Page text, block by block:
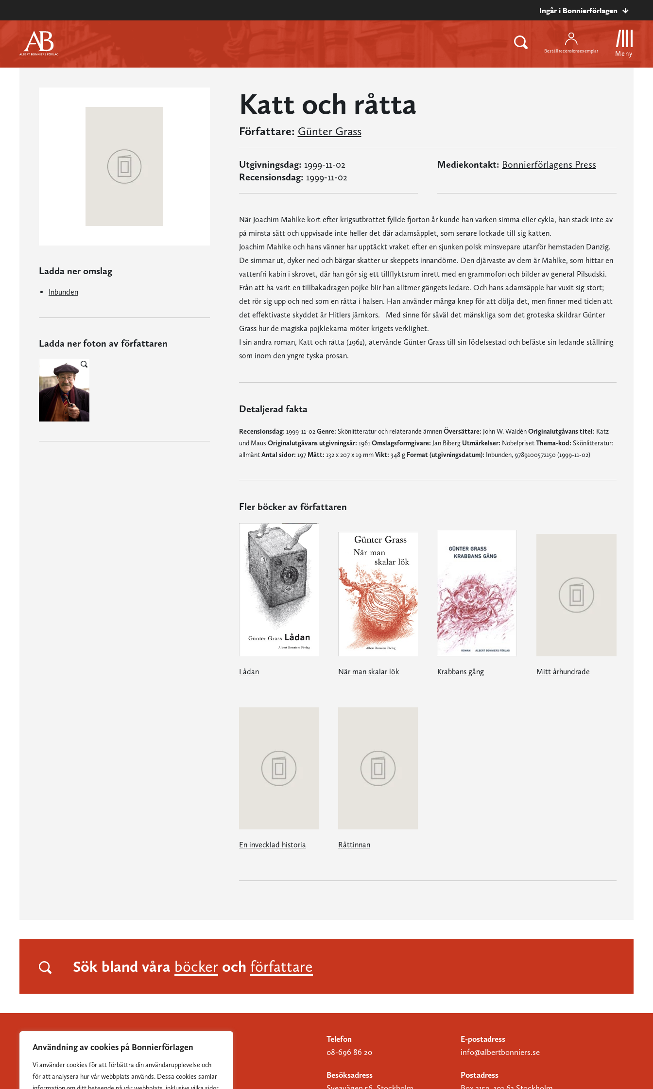
Användning av cookies på Bonnierförlagen
Vi använder cookies för att förbättra din användarupplevelse och
för att analysera hur vår webbplats används. Dessa cookies samlar
Ingår i Bonnierförlagen
Beställ recensionsexemplar Meny
Ladda ner omslag
Inbunden
Ladda ner foton av författaren
Katt och råtta
Författare: Günter Grass
Utgivningsdag: 1999-11-02
Recensionsdag: 1999-11-02
Mediekontakt: Bonnierförlagens Press
När Joachim Mahlke kort efter krigsutbrottet fyllde fjorton år kunde han varken simma eller cykla, han stack inte av
på minsta sätt och uppvisade inte heller det där adamsäpplet, som senare lockade till sig katten.
Joachim Mahlke och hans vänner har upptäckt vraket efter en sjunken polsk minsvepare utanför hemstaden Danzig.
De simmar ut, dyker ned och bärgar skatter ur skeppets innandöme. Den djärvaste av dem är Mahlke, som hittar en
vattenfri kabin i skrovet, där han gör sig ett tillflyktsrum inrett med en grammofon och bilder av general Pilsudski.
Från att ha varit en tillbakadragen pojke blir han alltmer gängets ledare. Och hans adamsäpple har vuxit sig stort;
det rör sig upp och ned som en råtta i halsen. Han använder många knep för att dölja det, men finner med tiden att
det effektivaste skyddet är Hitlers järnkors. Med sinne för såväl det mänskliga som det groteska skildrar Günter
Grass hur de magiska pojklekarna möter krigets verklighet.
I sin andra roman, Katt och råtta (1961), återvände Günter Grass till sin födelsestad och befäste sin ledande ställning
som inom den yngre tyska prosan.
Detaljerad fakta
Recensionsdag: 1999-11-02 Genre: Skönlitteratur och relaterande ämnenÖversättare: John W. WaldénOriginalutgåvans titel: Katz
und Maus Originalutgåvans utgivningsår: 1961 Omslagsformgivare: Jan Biberg Utmärkelser: NobelprisetThema-kod: Skönlitteratur:
allmäntAntal sidor: 197 Mått: 132 x 207 x 19 mmVikt: 348 g Format (utgivningsdatum): Inbunden, 9789100572150 (1999-11-02)
Fler böcker av författaren
Lådan När man skalar lök Krabbans gång Mitt århundrade
En invecklad historia Råttinnan
Sök bland våra böcker och författare
Albert Bonniers Förlag grundades 1837 och är Sveriges
Telefon
08-696 86 20
E-postadress
info@albertbonniers.se
Besöksadress
Postadress